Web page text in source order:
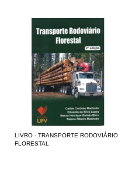
LIVRO - TRANSPORTE RODOVIÁRIO
FLORESTAL